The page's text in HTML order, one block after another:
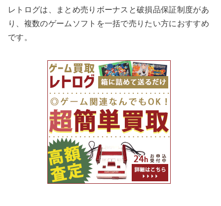
レトログは、まとめ売りボーナスと破損品保証制度があ
り、複数のゲームソフトを一括で売りたい方におすすめ
です。